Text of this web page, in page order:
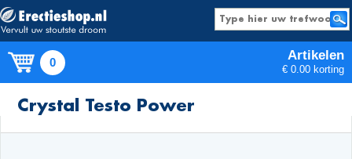
0 Artikelen
€ 0.00 korting
Crystal Testo Power